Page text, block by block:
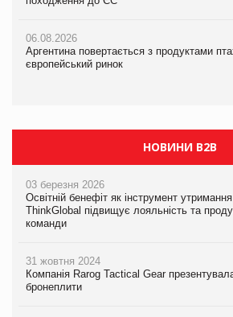
06.08.2026
Аргентина повертається з продуктами
європейський ринок
Смачне поповнення дитячого меню: у
новинки від ТМ ТОКЕРИ
06.08.2026
Аргентина повертається з продуктами
європейський ринок
НОВИНИ B2B
03 березня 2026
Освітній бенефіт як інструмент
ThinkGlobal підвищує лояльність та
команди
31 жовтня 2024
Компанія Rarog Tactical Gear презентувала
бронеплити